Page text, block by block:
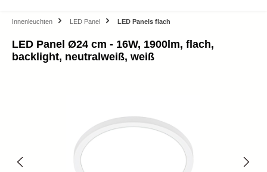
Innenleuchten LED Panel LED Panels flach
LED Panel Ø24 cm - 16W, 1900lm, flach,
backlight, neutralweiß, weiß